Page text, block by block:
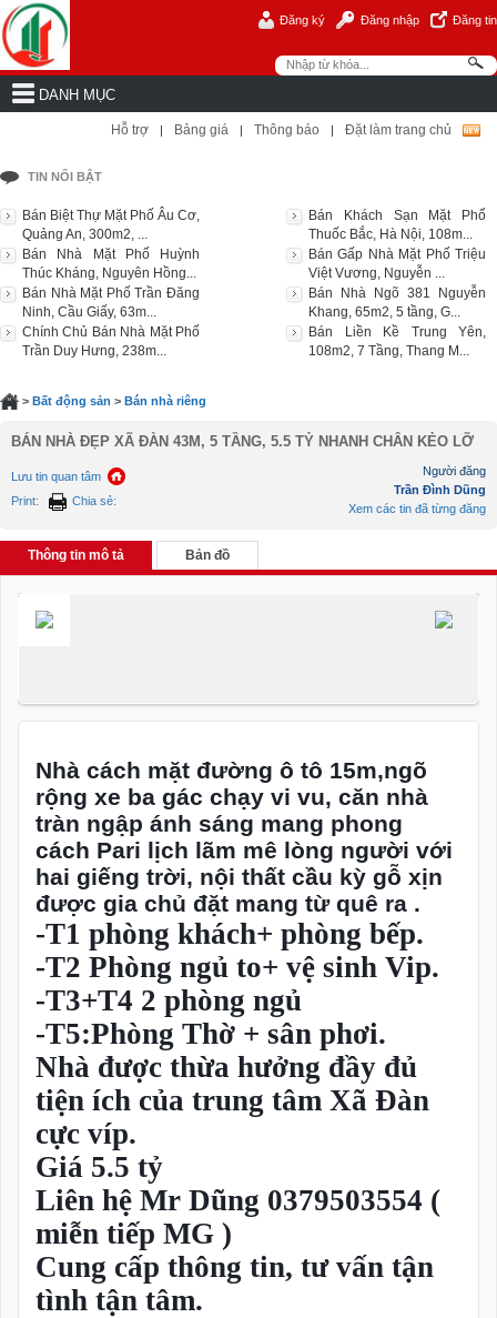
Đăng ký Đăng nhập Đăng tin
DANH MỤC
Hỗ trợ | Bảng giá | Thông báo | Đặt làm trang chủ
TIN NỔI BẬT
Bán Biệt Thự Mặt Phố Âu Cơ,
Quảng An, 300m2, ...
Bán Nhà Mặt Phố Huỳnh
Thúc Kháng, Nguyên Hồng...
Bán Nhà Mặt Phố Trần Đăng
Ninh, Cầu Giấy, 63m...
Chính Chủ Bán Nhà Mặt Phố
Trần Duy Hưng, 238m...
Bán Khách Sạn Mặt Phố
Thuốc Bắc, Hà Nội, 108m...
Bán Gấp Nhà Mặt Phố Triệu
Việt Vương, Nguyễn ...
Bán Nhà Ngõ 381 Nguyễn
Khang, 65m2, 5 tầng, G...
Bán Liền Kề Trung Yên,
108m2, 7 Tầng, Thang M...
> Bất động sản > Bán nhà riêng
BÁN NHÀ ĐẸP XÃ ĐÀN 43M, 5 TẦNG, 5.5 TỶ NHANH CHÂN KẺO LỠ
Lưu tin quan tâm
Print:
Chia sẻ:
Người đăng
Trần Đình Dũng
Xem các tin đã từng đăng
Thông tin mô tả Bản đồ
Nhà cách mặt đường ô tô 15m,ngõ
rộng xe ba gác chạy vi vu, căn nhà
tràn ngập ánh sáng mang phong
cách Pari lịch lãm mê lòng người với
hai giếng trời, nội thất cầu kỳ gỗ xịn
được gia chủ đặt mang từ quê ra .
-T1 phòng khách+ phòng bếp.
-T2 Phòng ngủ to+ vệ sinh Vip.
-T3+T4 2 phòng ngủ
-T5:Phòng Thờ + sân phơi.
Nhà được thừa hưởng đầy đủ
tiện ích của trung tâm Xã Đàn
cực víp.
Giá 5.5 tỷ
Liên hệ Mr Dũng 0379503554 (
miễn tiếp MG )
Cung cấp thông tin, tư vấn tận
tình tận tâm.